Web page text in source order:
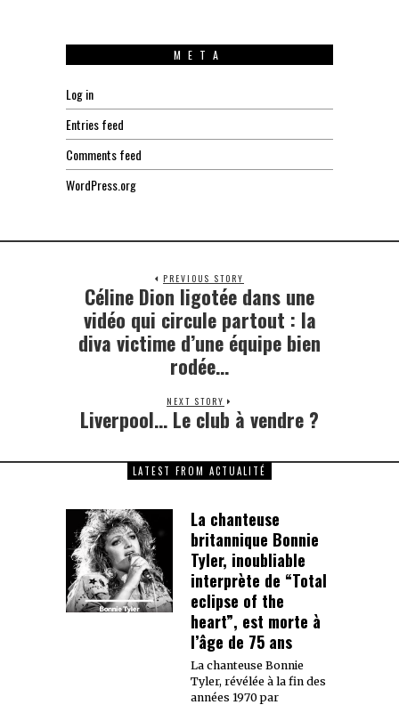
META
Log in
Entries feed
Comments feed
WordPress.org
PREVIOUS STORY
Previous
post:
Céline Dion ligotée dans une
vidéo qui circule partout : la
diva victime d’une équipe bien
rodée…
NEXT STORY
Next
Liverpool… Le club à vendre ?
LATEST FROM ACTUALITÉ
La chanteuse
britannique Bonnie
Tyler, inoubliable
interprète de “Total
eclipse of the
heart”, est morte à
l’âge de 75 ans
La chanteuse Bonnie
Tyler, révélée à la fin des
années 1970 par